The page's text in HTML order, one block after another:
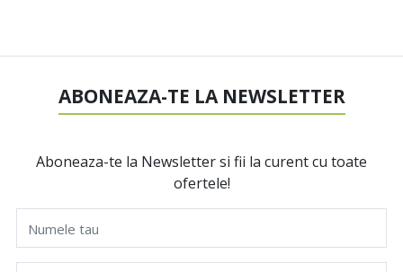
ABONEAZA-TE LA NEWSLETTER
Aboneaza-te la Newsletter si fii la curent cu toate
ofertele!
Numele tau